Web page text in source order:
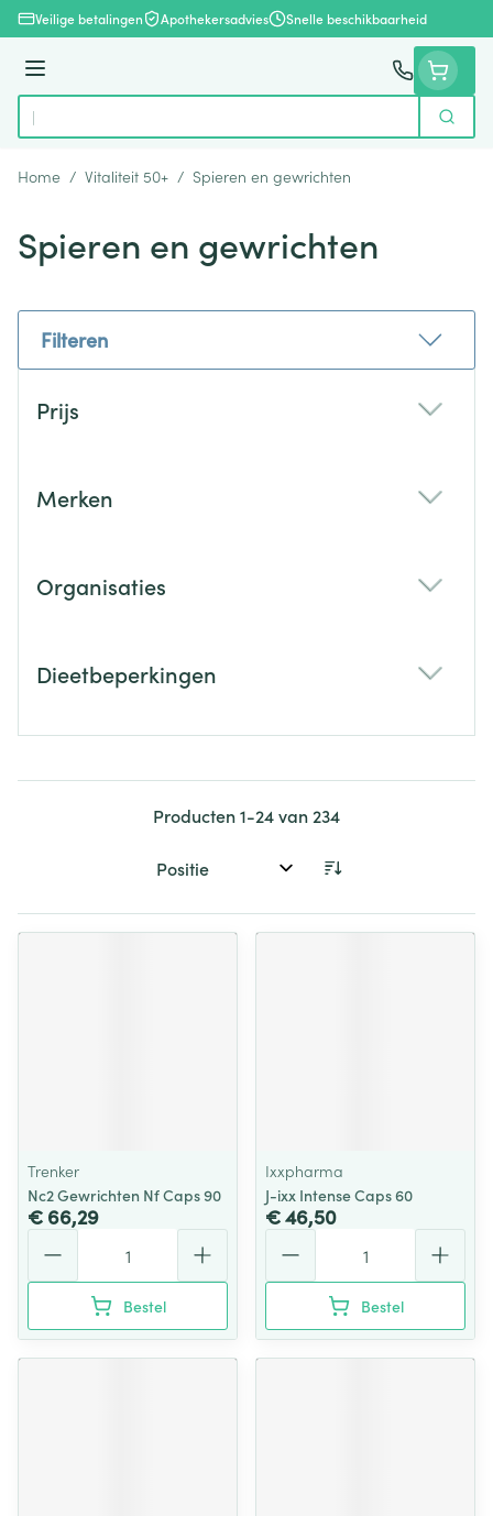
Ga naar de inhoud
Veilige betalingen Apothekersadvies Snelle beschikbaarheid
Menu
Product, merk, categorie...
Zoek
Home / Vitaliteit 50+ / Spieren en gewrichten
Spieren en gewrichten
Filteren
Prijs
Merken
Organisaties
Dieetbeperkingen
Producten1-24van 234
Sorteer op:
Trenker
Nc2 Gewrichten Nf Caps 90
€ 66,29
Bestel
Ixxpharma
J-ixx Intense Caps 60
€ 46,50
Bestel